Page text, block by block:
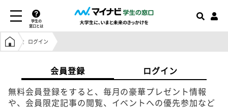
学生の
窓口とは
学生の窓口トップ
ログイン
会員登録 ログイン
無料会員登録をすると、毎月の豪華プレゼント情報
や、会員限定記事の閲覧、イベントへの優先参加など